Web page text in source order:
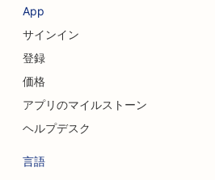
App
サインイン
登録
価格
アプリのマイルストーン
ヘルプデスク
言語